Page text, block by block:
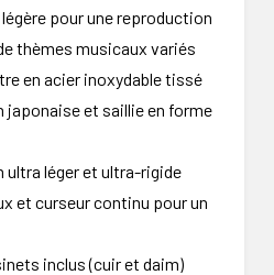
pour une reproduction
thèmes musicaux variés
en acier inoxydable tissé
japonaise et saillie en forme
ultra léger et ultra-rigide
et curseur continu pour un
inclus (cuir et daim)